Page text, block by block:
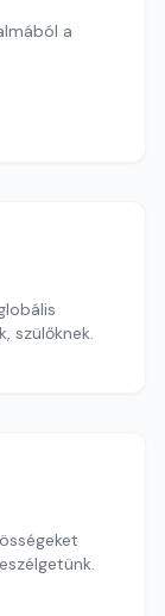
a
szülőknek.